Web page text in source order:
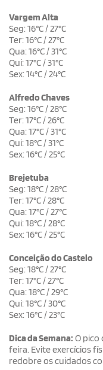
Vargem Alta
Seg: 16°C / 27°C
Ter: 16°C / 27°C
Qua: 16°C / 31°C
Qui: 17°C / 31°C
Sex: 14°C / 24°C
Alfredo Chaves
Seg: 16°C / 28°C
Ter: 17°C / 26°C
Qua: 17°C / 31°C
Qui: 18°C / 31°C
Sex: 16°C / 25°C
Brejetuba
Seg: 18°C / 28°C
Ter: 17°C / 28°C
Qua: 17°C / 27°C
Qui: 18°C / 28°C
Sex: 16°C / 25°C
Conceição do Castelo
Seg: 18°C / 27°C
Ter: 17°C / 27°C
Qua: 18°C / 29°C
Qui: 18°C / 30°C
Sex: 16°C / 23°C
Dica da Semana: O
feira. Evite exercícios
redobre os cuidados